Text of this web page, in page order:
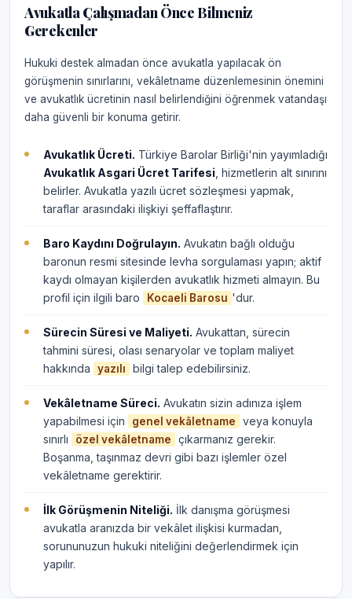
Avukatla Çalışmadan Önce Bilmeniz
Gerekenler
Hukuki destek almadan önce avukatla yapılacak ön
görüşmenin sınırlarını, vekâletname düzenlemesinin önemini
ve avukatlık ücretinin nasıl belirlendiğini öğrenmek vatandaşı
daha güvenli bir konuma getirir.
Avukatlık Ücreti. Türkiye Barolar Birliği'nin yayımladığı
Avukatlık Asgari Ücret Tarifesi , hizmetlerin alt sınırını
belirler. Avukatla yazılı ücret sözleşmesi yapmak,
taraflar arasındaki ilişkiyi şeffaflaştırır.
Baro Kaydını Doğrulayın. Avukatın bağlı olduğu
baronun resmi sitesinde levha sorgulaması yapın; aktif
kaydı olmayan kişilerden avukatlık hizmeti almayın. Bu
profil için ilgili baro
Kocaeli Barosu 'dur.
Sürecin Süresi ve Maliyeti. Avukattan, sürecin
tahmini süresi, olası senaryolar ve toplam maliyet
hakkında
yazılı bilgi talep edebilirsiniz.
Vekâletname Süreci. Avukatın sizin adınıza işlem
yapabilmesi için
genel vekâletname
veya konuyla
sınırlı
özel vekâletname
çıkarmanız gerekir.
Boşanma, taşınmaz devri gibi bazı işlemler özel
vekâletname gerektirir.
İlk Görüşmenin Niteliği. İlk danışma görüşmesi
avukatla aranızda bir vekâlet ilişkisi kurmadan,
sorununuzun hukuki niteliğini değerlendirmek için
yapılır.